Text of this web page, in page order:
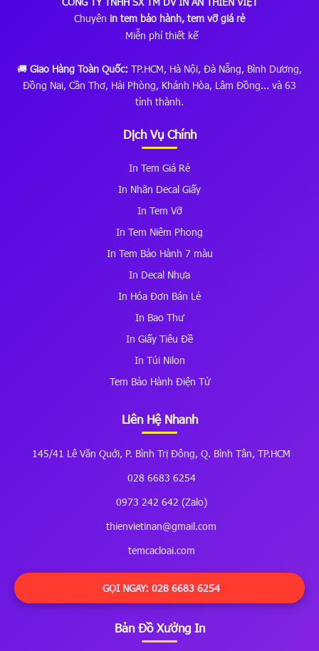
Chuyên in tem bảo hành, tem vỡ giá rẻ
Miễn phí thiết kế
🚚 Giao Hàng Toàn Quốc: TP.HCM, Hà Nội, Đà Nẵng, Bình Dương,
Đồng Nai, Cần Thơ, Hải Phòng, Khánh Hòa, Lâm Đồng... và 63
tỉnh thành.
Dịch Vụ Chính
In Tem Giá Rẻ
In Nhãn Decal Giấy
In Tem Vỡ
In Tem Niêm Phong
In Tem Bảo Hành 7 màu
In Decal Nhựa
In Hóa Đơn Bán Lẻ
In Bao Thư
In Giấy Tiêu Đề
In Túi Nilon
Tem Bảo Hành Điện Tử
Liên Hệ Nhanh
145/41 Lê Văn Quới, P. Bình Trị Đông, Q. Bình Tân, TP.HCM
028 6683 6254
0973 242 642 (Zalo)
thienvietinan@gmail.com
temcacloai.com
GỌI NGAY: 028 6683 6254
Bản Đồ Xưởng In